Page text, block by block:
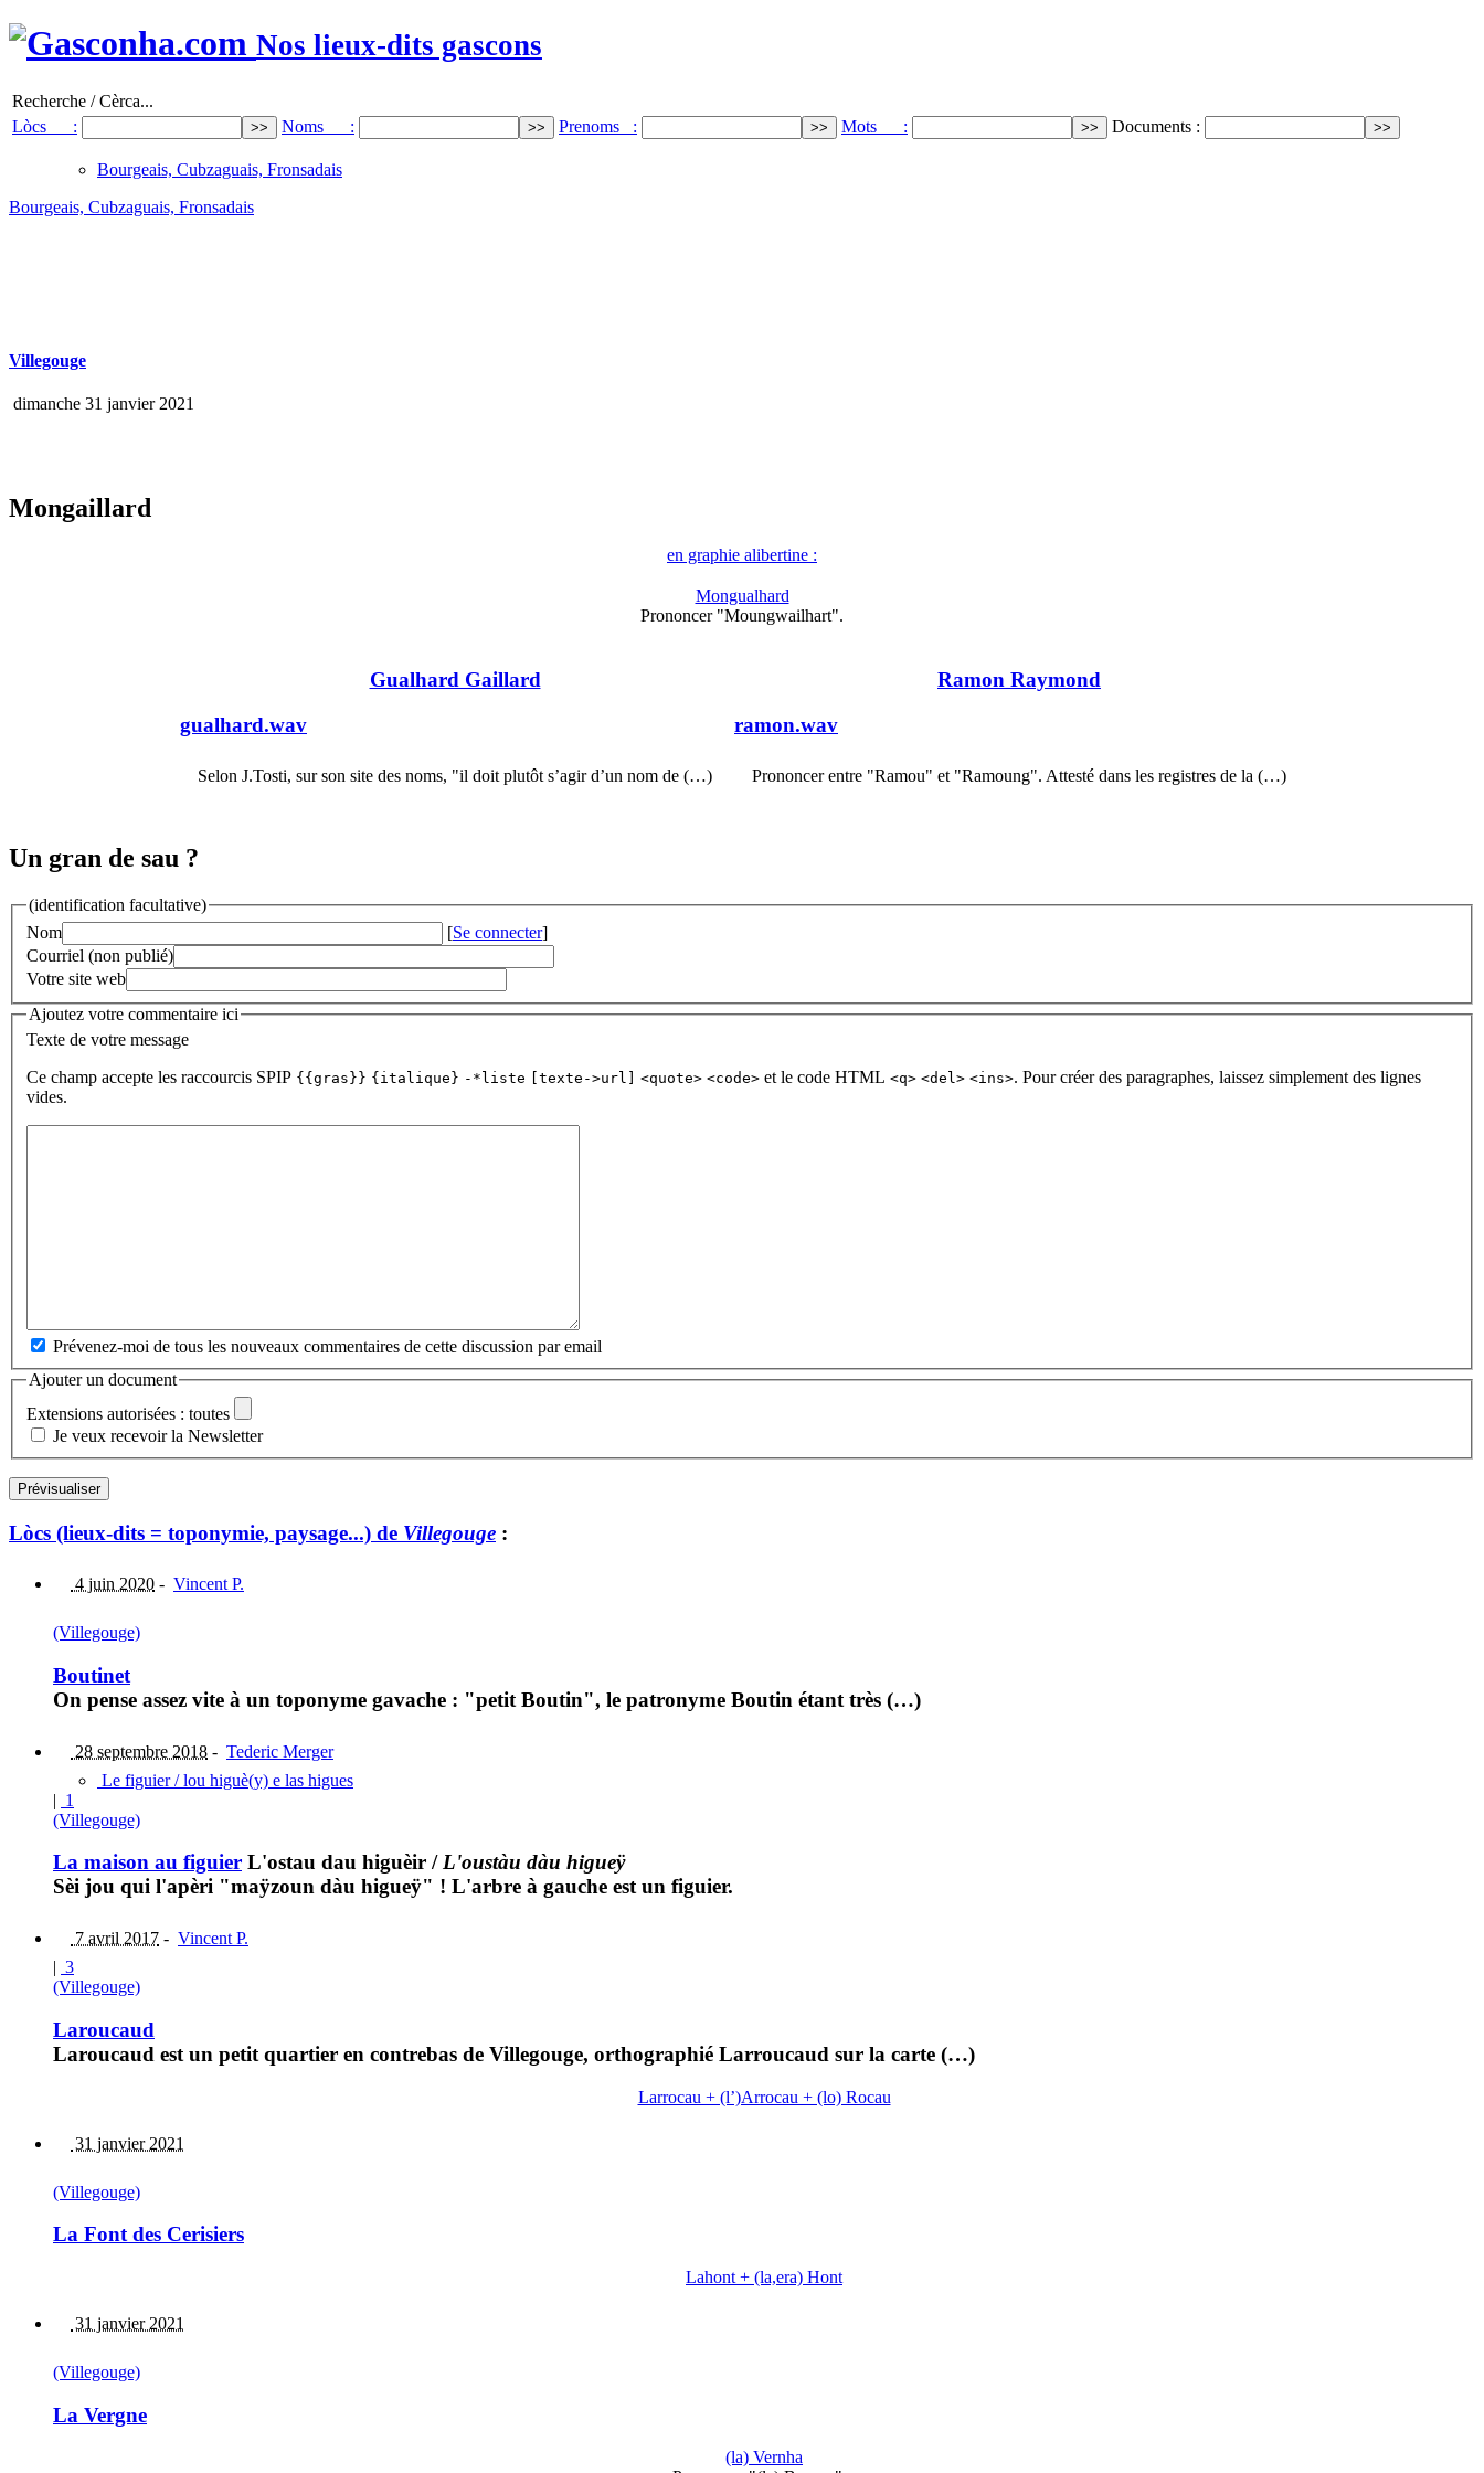
Nos lieux-dits gascons
Recherche / Cèrca...
Lòcs :
Noms : Prenoms : Mots : Documents :
Bourgeais, Cubzaguais, Fronsadais
Bourgeais, Cubzaguais, Fronsadais
Villegouge
dimanche 31 janvier 2021
Mongaillard
en graphie alibertine :
Mongualhard
Prononcer "Moungwailhart".
Gualhard Gaillard
gualhard.wav
Selon J.Tosti, sur son site des noms, "il doit plutôt s’agir d’un nom de (…)
Ramon Raymond
ramon.wav
Prononcer entre "Ramou" et "Ramoung". Attesté dans les registres de la (…)
Un gran de sau ?
(identification facultative)
Nom
[Se connecter]
Courriel (non publié)
Votre site web
Ajoutez votre commentaire ici
Texte de votre message
Ce champ accepte les raccourcis SPIP {{gras}} {italique} -*liste [texte->url] <quote> <code> et le code HTML <q> <del> <ins>. Pour créer des paragraphes, laissez simplement des lignes
vides.
Prévenez-moi de tous les nouveaux commentaires de cette discussion par email
Ajouter un document
Extensions autorisées : toutes
Je veux recevoir la Newsletter
Lòcs (lieux-dits = toponymie, paysage...) de Villegouge :
4 juin 2020 - Vincent P.
(Villegouge)
Boutinet
On pense assez vite à un toponyme gavache : "petit Boutin", le patronyme Boutin étant très (…)
28 septembre 2018 - Tederic Merger
Le figuier / lou higuè(y) e las higues
| 1
(Villegouge)
La maison au figuier L'ostau dau higuèir /L'oustàu dàu higueÿ
Sèi jou qui l'apèri "maÿzoun dàu higueÿ" ! L'arbre à gauche est un figuier.
7 avril 2017 - Vincent P.
| 3
(Villegouge)
Laroucaud
Laroucaud est un petit quartier en contrebas de Villegouge, orthographié Larroucaud sur la carte (…)
Larrocau + (l’)Arrocau + (lo) Rocau
31 janvier 2021
(Villegouge)
La Font des Cerisiers
Lahont + (la,era) Hont
31 janvier 2021
(Villegouge)
La Vergne
(la) Vernha